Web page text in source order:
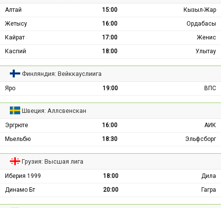
Алтай 15:00
Кызыл-Жар
Жетысу
16:00
Ордабасы
Кайрат
17:00
Женис
Каспий
18:00 Улытау
Финляндия: Вейккауслиига
Яро 19:00 ВПС
Швеция: Аллсвенскан
Эргрюте 16:00
АИК
Мьельбю
18:30 Эльфсборг
Грузия: Высшая лига
Иберия 1999 18:00
Дила
Динамо Бт
20:00 Гагра